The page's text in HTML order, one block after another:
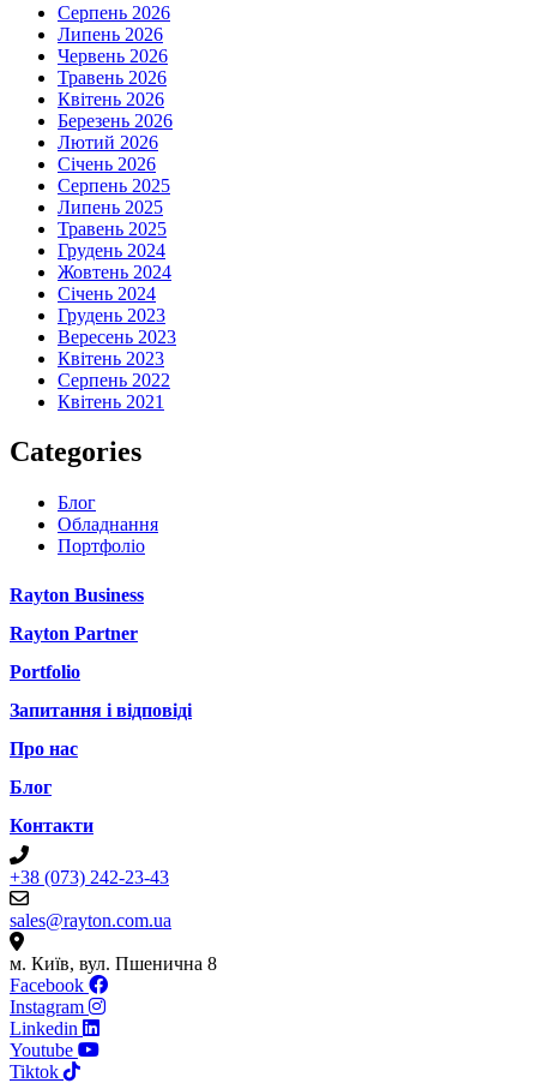
Серпень 2026
Липень 2026
Червень 2026
Травень 2026
Квітень 2026
Березень 2026
Лютий 2026
Січень 2026
Серпень 2025
Липень 2025
Травень 2025
Грудень 2024
Жовтень 2024
Січень 2024
Грудень 2023
Вересень 2023
Квітень 2023
Серпень 2022
Квітень 2021
Categories
Блог
Обладнання
Портфоліо
Rayton Business
Rayton Partner
Portfolio
Запитання і відповіді
Про нас
Блог
Контакти
+38 (073) 242-23-43
sales@rayton.com.ua
м. Київ, вул. Пшенична 8
Facebook
Instagram
Linkedin
Youtube
Tiktok